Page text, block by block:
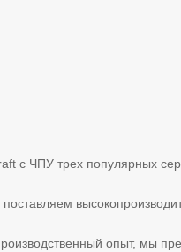
с ЧПУ трех популярных
опыт, мы